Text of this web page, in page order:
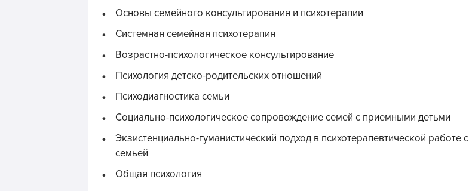
Основы семейного консультирования и психотерапии
Системная семейная психотерапия
Возрастно-психологическое консультирование
Психология детско-родительских отношений
Психодиагностика семьи
Социально-психологическое сопровождение семей с приемными детьми
Экзистенциально-гуманистический подход в психотерапевтической работе с
семьей
Общая психология